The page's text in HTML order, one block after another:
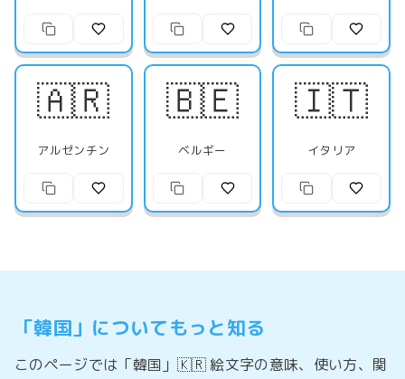
🇦🇷
アルゼンチン
🇧🇪
ベルギー
🇮🇹
イタリア
「韓国」についてもっと知る
このページでは「韓国」🇰🇷 絵文字の意味、使い方、関